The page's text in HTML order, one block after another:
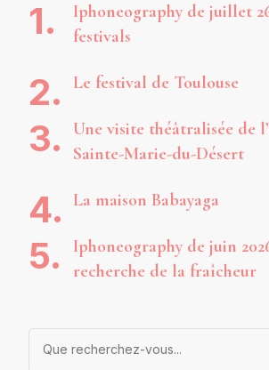
Iphoneography de juillet
festivals
Le festival de Toulouse
Une visite théâtralisée de
Sainte-Marie-du-Désert
La maison Babayaga
Iphoneography de juin
recherche de la fraîcheur
Vous